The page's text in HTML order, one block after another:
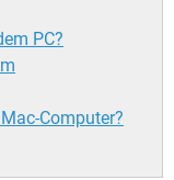
PC?
Computer?